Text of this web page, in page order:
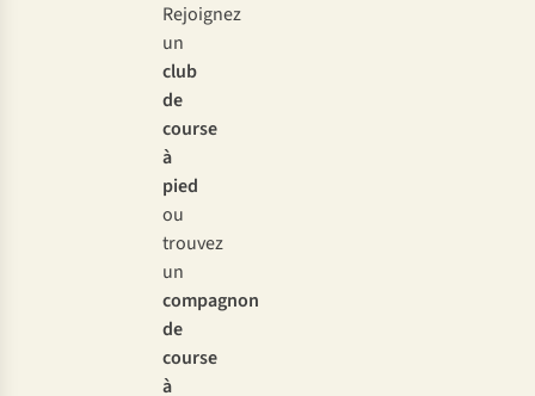
Rejoignez
un
club
de
course
à
pied
ou
trouvez
un
compagnon
de
course
à